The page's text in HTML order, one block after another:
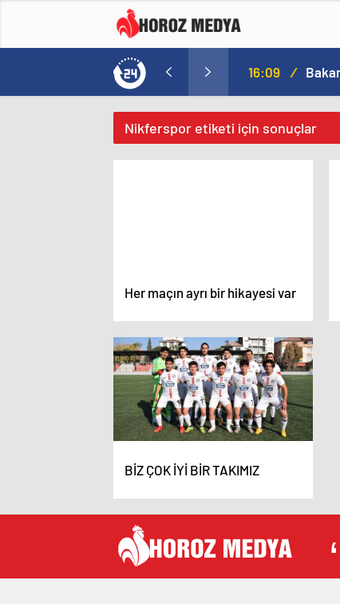
16:09 /
Nikferspor etiketi için sonuçlar
Her maçın ayrı bir hikayesi var
BİZ ÇOK İYİ BİR TAKIMIZ